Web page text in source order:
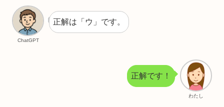
ChatGPT
正解は「ウ」です。
わたし
正解です！